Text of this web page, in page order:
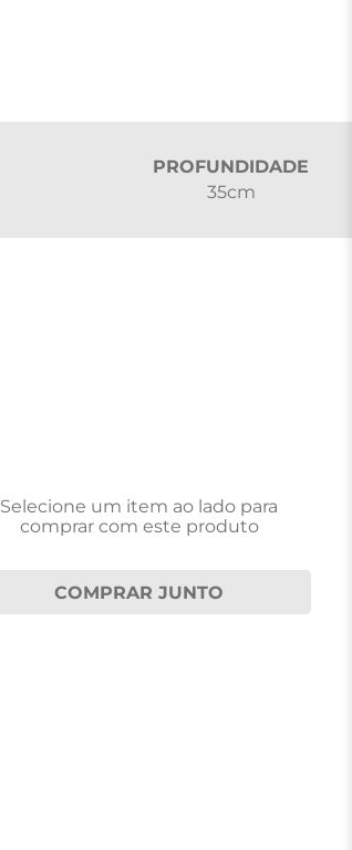
PROFUNDIDADE
35cm
Selecione um item ao lado para
comprar com este produto
COMPRAR JUNTO